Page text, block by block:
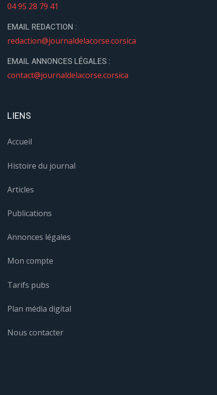
04 95 28 79 41
EMAIL REDACTION :
redaction@journaldelacorse.corsica
EMAIL ANNONCES LÉGALES :
contact@journaldelacorse.corsica
LIENS
Accueil
Histoire du journal
Articles
Publications
Annonces légales
Mon compte
Tarifs pubs
Plan média digital
Nous contacter